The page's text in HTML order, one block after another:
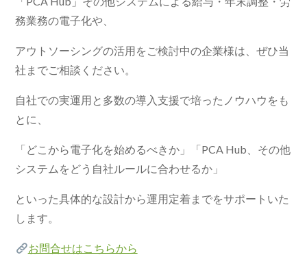
務業務の電子化や、
アウトソーシングの活用をご検討中の企業様は、ぜひ当
社までご相談ください。
自社での実運用と多数の導入支援で培ったノウハウをも
とに、
「どこから電子化を始めるべきか」「PCA Hub、その他
システムをどう自社ルールに合わせるか」
といった具体的な設計から運用定着までをサポートいた
します。
お問合せはこちらから